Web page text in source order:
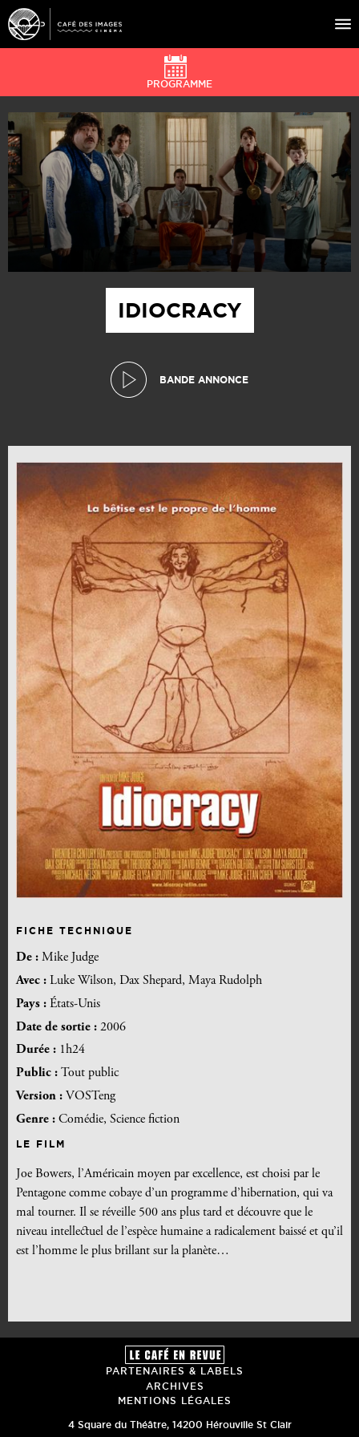
À L’AFFICHE
ÉVÉNEMENTS
CAFÉ DU CINÉ
PRATIQUE
ÉDUCATION AUX IMAGES
IDIOCRACY
BANDE ANNONCE
FICHE TECHNIQUE
De : Mike Judge
Avec : Luke Wilson, Dax Shepard, Maya Rudolph
Pays : États-Unis
Date de sortie : 2006
Durée : 1h24
Public : Tout public
Version : VOSTeng
Genre : Comédie, Science fiction
LE FILM
Joe Bowers, l’Américain moyen par excellence, est choisi par le
Pentagone comme cobaye d’un programme d’hibernation, qui va
mal tourner. Il se réveille 500 ans plus tard et découvre que le
niveau intellectuel de l’espèce humaine a radicalement baissé et qu’il
est l’homme le plus brillant sur la planète…
PROGRAMME
PARTENAIRES & LABELS
ARCHIVES
MENTIONS LÉGALES
4 Square du Théâtre, 14200 Hérouville St Clair